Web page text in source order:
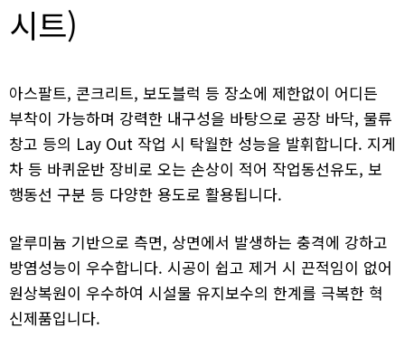
시트)
아스팔트, 콘크리트, 보도블럭 등 장소에 제한없이 어디든
부착이 가능하며 강력한 내구성을 바탕으로 공장 바닥, 물류
창고 등의 Lay Out 작업 시 탁월한 성능을 발휘합니다. 지게
차 등 바퀴운반 장비로 오는 손상이 적어 작업동선유도, 보
행동선 구분 등 다양한 용도로 활용됩니다.
알루미늄 기반으로 측면, 상면에서 발생하는 충격에 강하고
방염성능이 우수합니다. 시공이 쉽고 제거 시 끈적임이 없어
원상복원이 우수하여 시설물 유지보수의 한계를 극복한 혁
신제품입니다.